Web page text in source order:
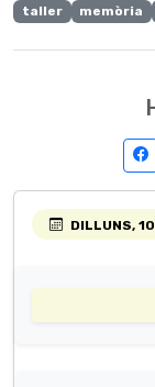
taller memòria
DILLUNS,